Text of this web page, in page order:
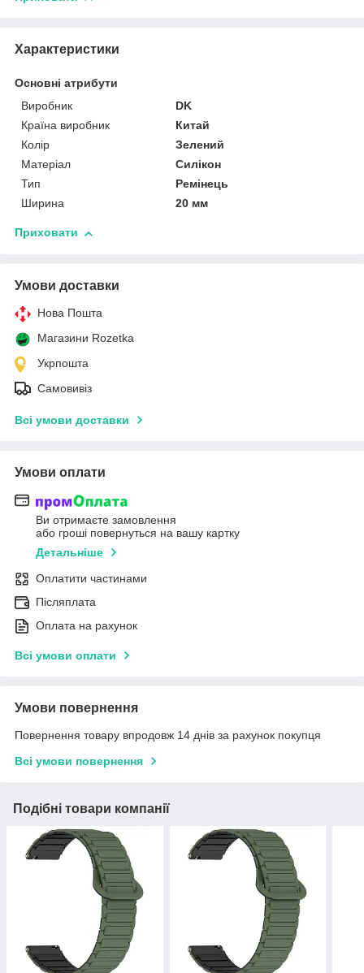
Характеристики
Основні атрибути
Виробник
DK
Країна виробник
Китай
Колір
Зелений
Матеріал
Силікон
Тип
Ремінець
Ширина
20 мм
Приховати
Умови доставки
Нова Пошта
Магазини Rozetka
Укрпошта
Самовивіз
Всі умови доставки
Умови оплати
Ви отримаєте замовлення
або гроші повернуться на вашу картку
Детальніше
Оплатити частинами
Післяплата
Оплата на рахунок
Всі умови оплати
Умови повернення
Повернення товару впродовж 14 днів за рахунок покупця
Всі умови повернення
Подібні товари компанії